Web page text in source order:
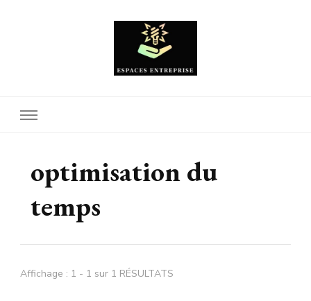
optimisation du
temps
Affichage : 1 - 1 sur 1 RÉSULTATS